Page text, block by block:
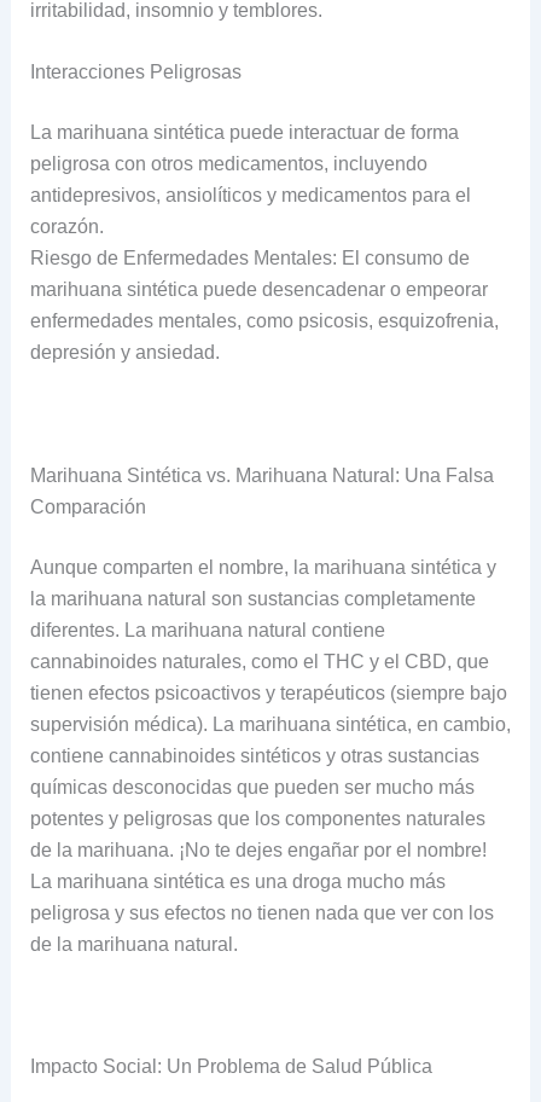
irritabilidad, insomnio y temblores.
Interacciones Peligrosas
La marihuana sintética puede interactuar de forma
peligrosa con otros medicamentos, incluyendo
antidepresivos, ansiolíticos y medicamentos para el
corazón.
Riesgo de Enfermedades Mentales: El consumo de
marihuana sintética puede desencadenar o empeorar
enfermedades mentales, como psicosis, esquizofrenia,
depresión y ansiedad.
Marihuana Sintética vs. Marihuana Natural: Una Falsa
Comparación
Aunque comparten el nombre, la marihuana sintética y
la marihuana natural son sustancias completamente
diferentes. La marihuana natural contiene
cannabinoides naturales, como el THC y el CBD, que
tienen efectos psicoactivos y terapéuticos (siempre bajo
supervisión médica). La marihuana sintética, en cambio,
contiene cannabinoides sintéticos y otras sustancias
químicas desconocidas que pueden ser mucho más
potentes y peligrosas que los componentes naturales
de la marihuana. ¡No te dejes engañar por el nombre!
La marihuana sintética es una droga mucho más
peligrosa y sus efectos no tienen nada que ver con los
de la marihuana natural.
Impacto Social: Un Problema de Salud Pública